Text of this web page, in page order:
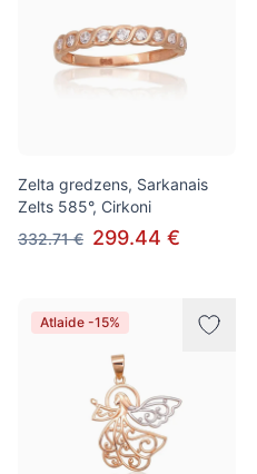
Zelta gredzens, Sarkanais
Zelts 585°, Cirkoni
332.71 € 299.44 €
Atlaide -15%